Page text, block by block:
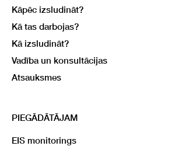
Kāpēc izsludināt?
Kā tas darbojas?
Kā izsludināt?
Vadība un konsultācijas
Atsauksmes
PIEGĀDĀTĀJAM
EIS monitorings